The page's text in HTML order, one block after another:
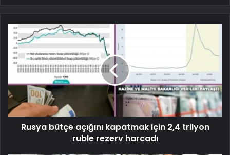
Rusya bütçe açığını kapatmak için 2,4 trilyon
ruble rezerv harcadı